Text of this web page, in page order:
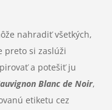
nahradiť všetkých,
preto si zaslúži
a potešiť ju
Blanc de Noir,
etiketu cez